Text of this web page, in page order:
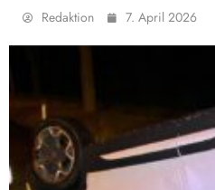
Redaktion 7. April 2026